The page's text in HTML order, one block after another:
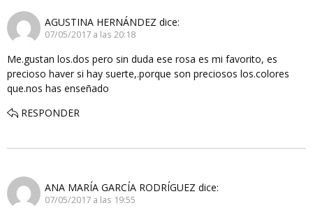
AGUSTINA HERNÁNDEZ dice:
07/05/2017 a las 20:18
Me.gustan los.dos pero sin duda ese rosa es mi favorito, es
precioso haver si hay suerte,.porque son preciosos los.colores
que.nos has enseñado
RESPONDER
ANA MARÍA GARCÍA RODRÍGUEZ dice:
07/05/2017 a las 19:55